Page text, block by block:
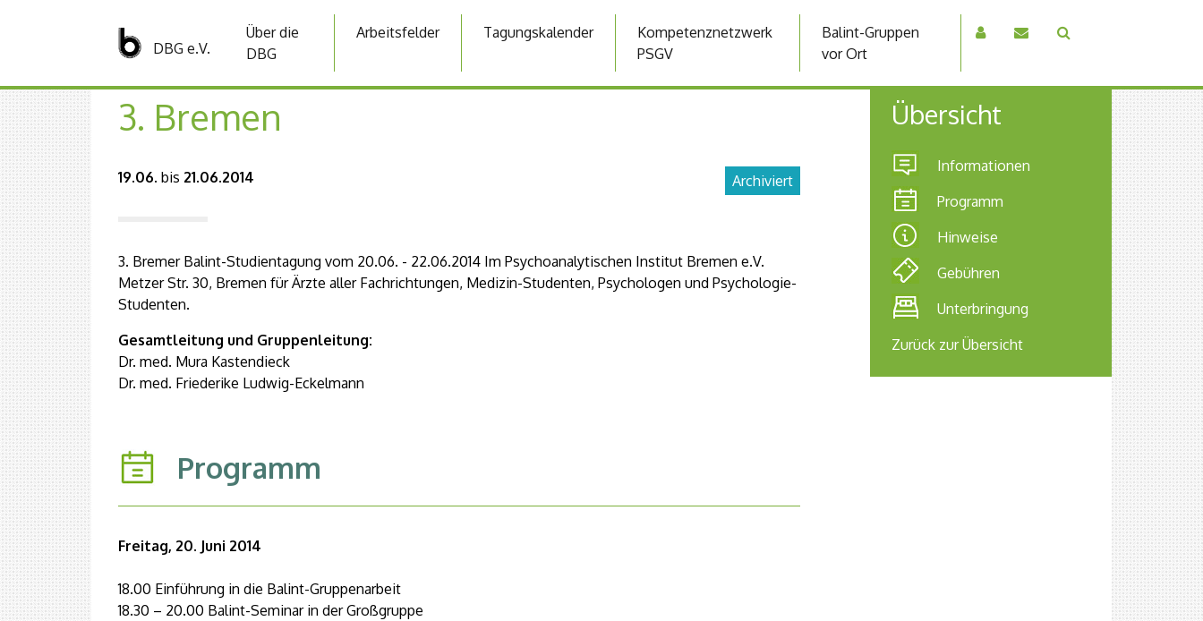
DBG e.V.
Über die
DBG
Arbeitsfelder Tagungskalender
Kompetenznetzwerk
PSGV
Balint-Gruppen
vor Ort
Übersicht
Informationen
Programm
Hinweise
Gebühren
Unterbringung
Zurück zur Übersicht
3. Bremen
Archiviert
19.06. bis 21.06.2014
3. Bremer Balint-Studientagung vom 20.06. - 22.06.2014 Im Psychoanalytischen Institut Bremen e.V.
Metzer Str. 30, Bremen für Ärzte aller Fachrichtungen, Medizin-Studenten, Psychologen und Psychologie-
Studenten.
Gesamtleitung und Gruppenleitung:
Dr. med. Mura Kastendieck
Dr. med. Friederike Ludwig-Eckelmann
Programm
Freitag, 20. Juni 2014
18.00 Einführung in die Balint-Gruppenarbeit
18.30 – 20.00 Balint-Seminar in der Großgruppe